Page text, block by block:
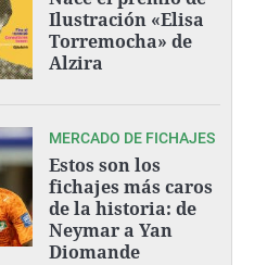
Ilustración «Elisa
Torremocha» de
Alzira
MERCADO DE FICHAJES
Estos son los
fichajes más caros
de la historia: de
Neymar a Yan
Diomande